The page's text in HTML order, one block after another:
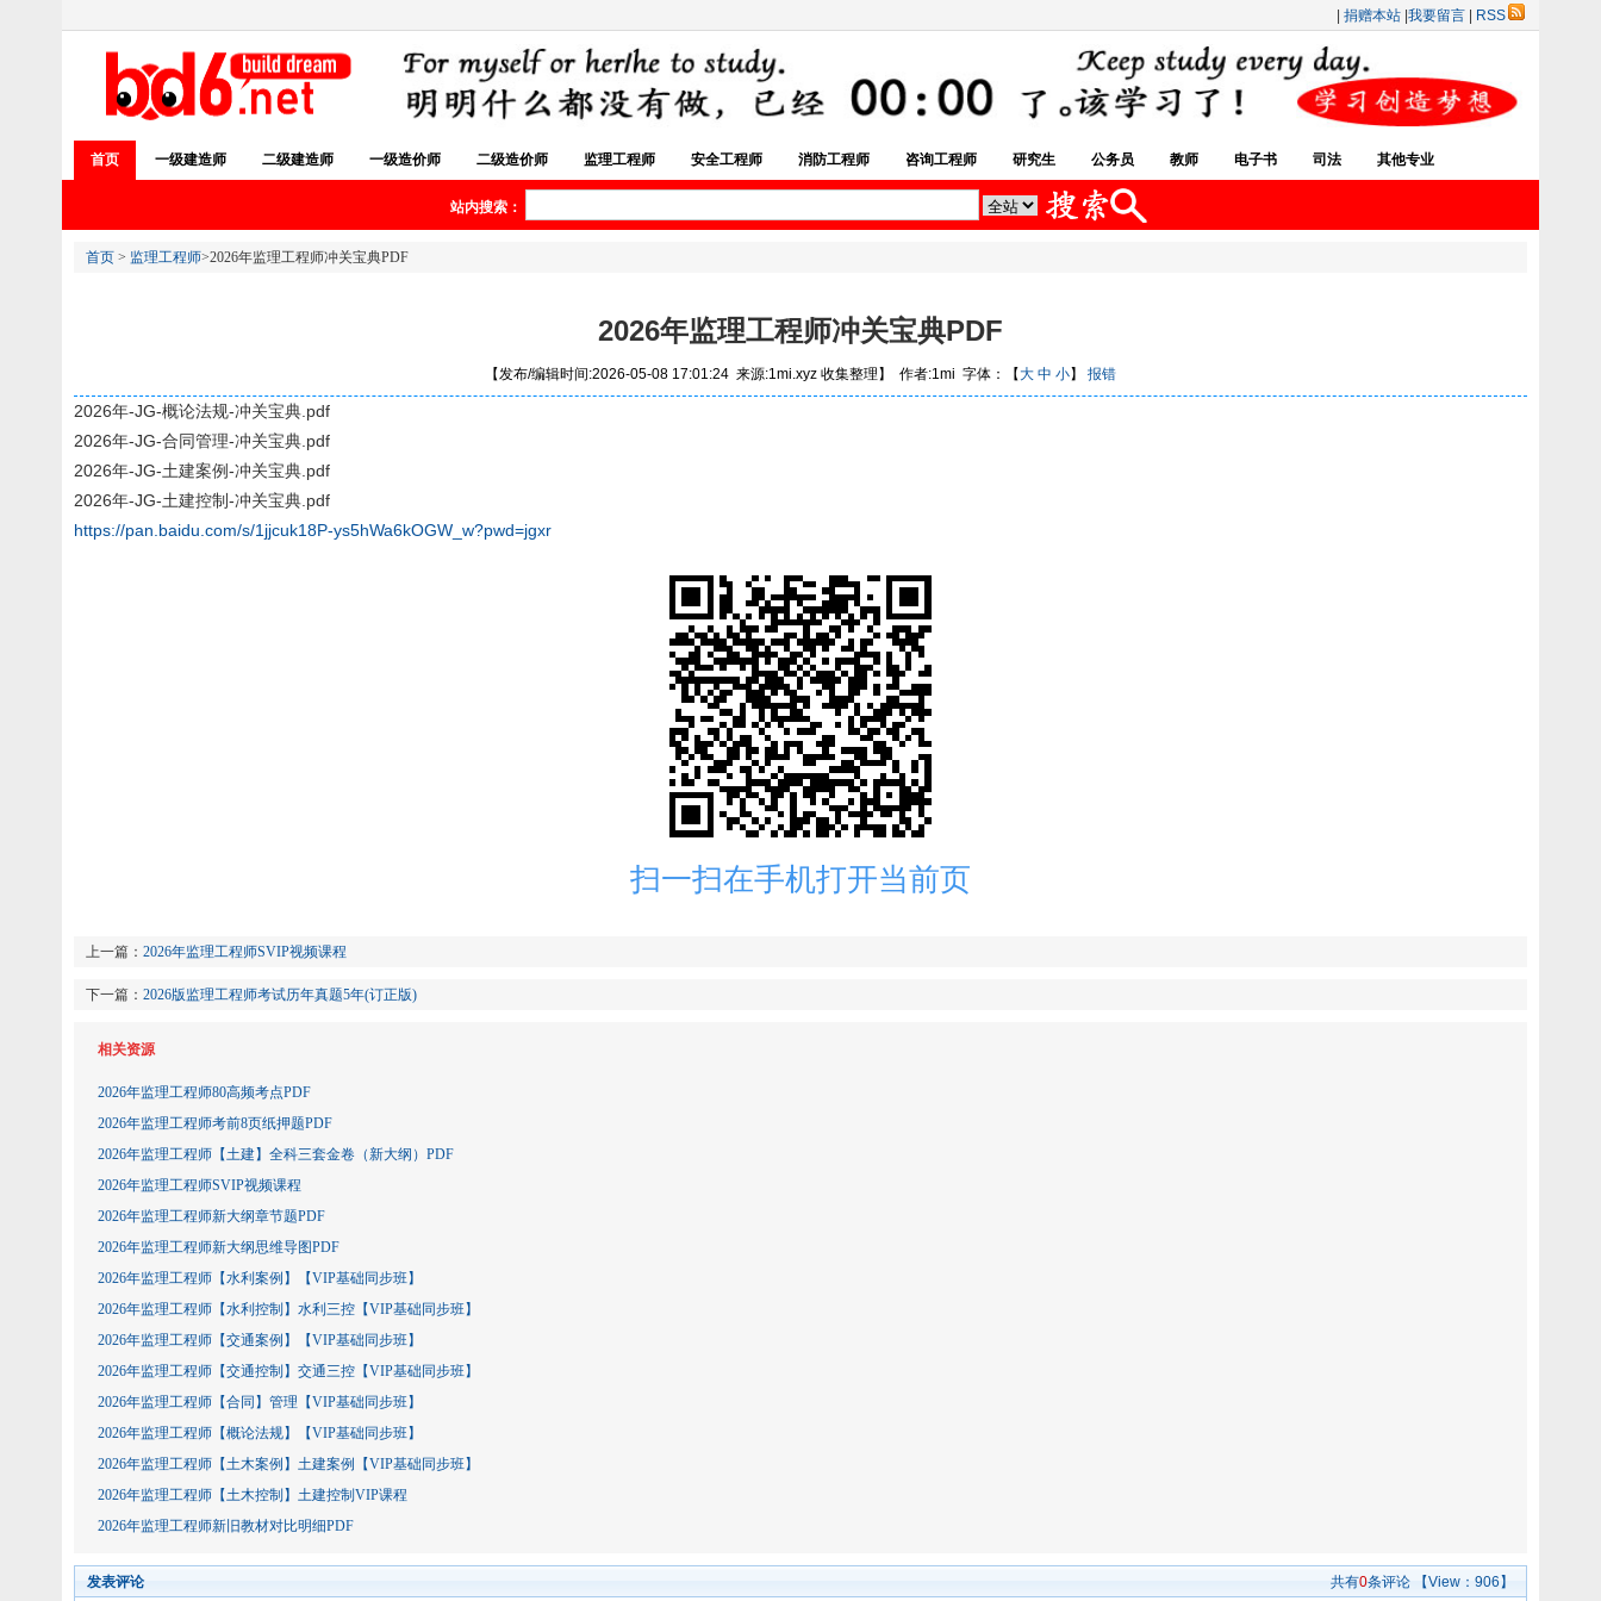
捐赠本站 我要留言 RSS
首页 一级建造师 二级建造师 一级造价师 二级造价师 监理工程师 安全工程师 消防工程师 咨询工程师 研究生 公务员 教师 电子书 司法 其他专业
站内搜索：
首页 > 监理工程师>2026年监理工程师冲关宝典PDF
2026年监理工程师冲关宝典PDF
【发布/编辑时间:2026-05-08 17:01:24 来源:1mi.xyz 收集整理】 作者:1mi 字体：【大 中 小】 报错
2026年-JG-概论法规-冲关宝典.pdf
2026年-JG-合同管理-冲关宝典.pdf
2026年-JG-土建案例-冲关宝典.pdf
2026年-JG-土建控制-冲关宝典.pdf
https://pan.baidu.com/s/1jjcuk18P-ys5hWa6kOGW_w?pwd=jgxr
扫一扫在手机打开当前页
上一篇： 2026年监理工程师SVIP视频课程
下一篇： 2026版监理工程师考试历年真题5年(订正版)
相关资源
2026年监理工程师80高频考点PDF
2026年监理工程师考前8页纸押题PDF
2026年监理工程师【土建】全科三套金卷（新大纲）PDF
2026年监理工程师SVIP视频课程
2026年监理工程师新大纲章节题PDF
2026年监理工程师新大纲思维导图PDF
2026年监理工程师【水利案例】【VIP基础同步班】
2026年监理工程师【水利控制】水利三控【VIP基础同步班】
2026年监理工程师【交通案例】【VIP基础同步班】
2026年监理工程师【交通控制】交通三控【VIP基础同步班】
2026年监理工程师【合同】管理【VIP基础同步班】
2026年监理工程师【概论法规】【VIP基础同步班】
2026年监理工程师【土木案例】土建案例【VIP基础同步班】
2026年监理工程师【土木控制】土建控制VIP课程
2026年监理工程师新旧教材对比明细PDF
发表评论 共有0条评论 【View： 906】